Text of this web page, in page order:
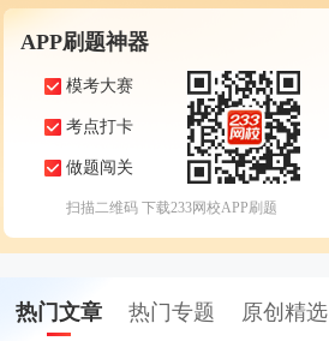
APP刷题神器
模考大赛
考点打卡
做题闯关
扫描二维码 下载233网校APP刷题
热门文章 热门专题 原创精选